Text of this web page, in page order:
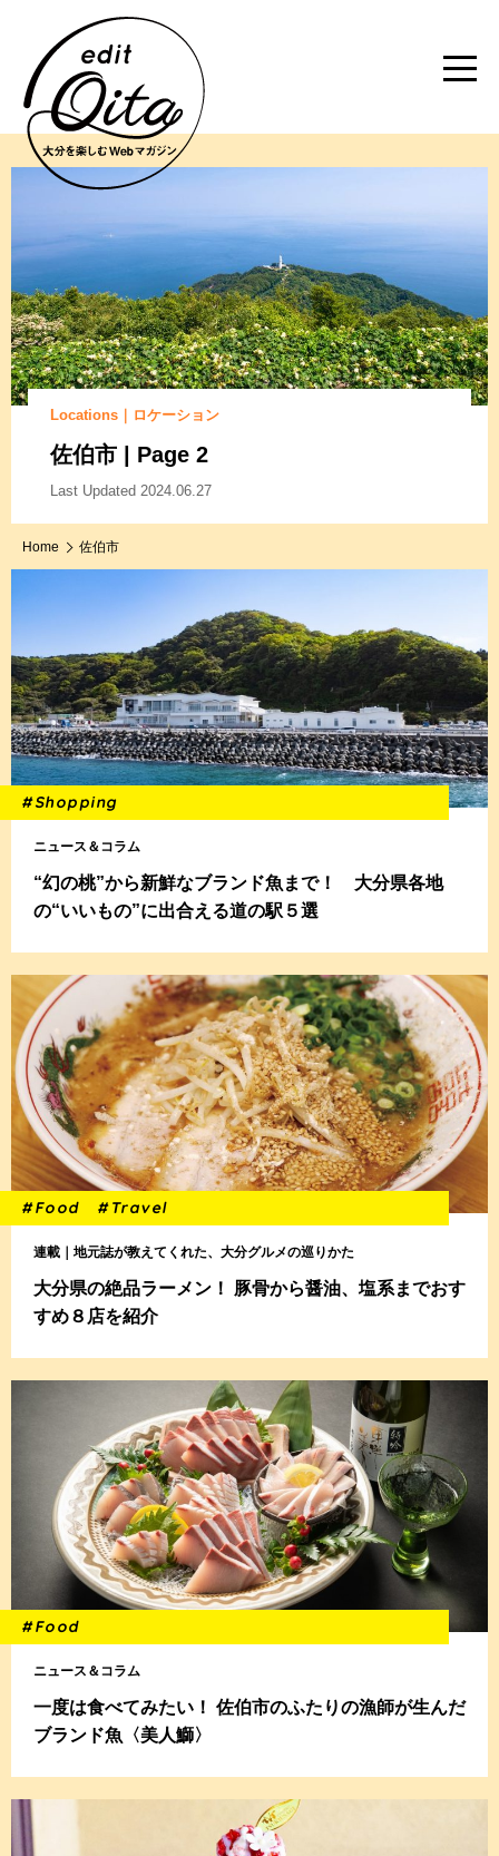
Locations｜ロケーション
佐伯市 | Page 2
Last Updated 2024.06.27
Home 佐伯市
#Shopping
ニュース＆コラム
“幻の桃”から新鮮なブランド魚まで！ 大分県各地
の“いいもの”に出合える道の駅５選
#Food #Travel
連載｜地元誌が教えてくれた、大分グルメの巡りかた
大分県の絶品ラーメン！ 豚骨から醤油、塩系までおす
すめ８店を紹介
#Food
ニュース＆コラム
一度は食べてみたい！ 佐伯市のふたりの漁師が生んだ
ブランド魚〈美人鰤〉